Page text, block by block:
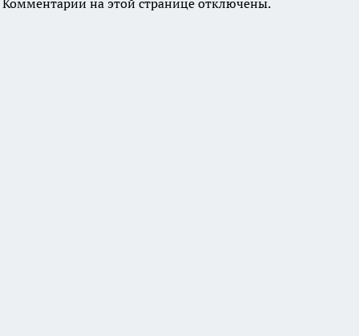
Комментарии на этой странице отключены.